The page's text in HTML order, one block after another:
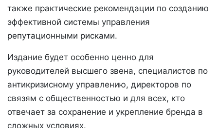
также практические рекомендации по созданию
эффективной системы управления
репутационными рисками.
Издание будет особенно ценно для
руководителей высшего звена, специалистов по
антикризисному управлению, директоров по
связям с общественностью и для всех, кто
отвечает за сохранение и укрепление бренда в
сложных условиях.